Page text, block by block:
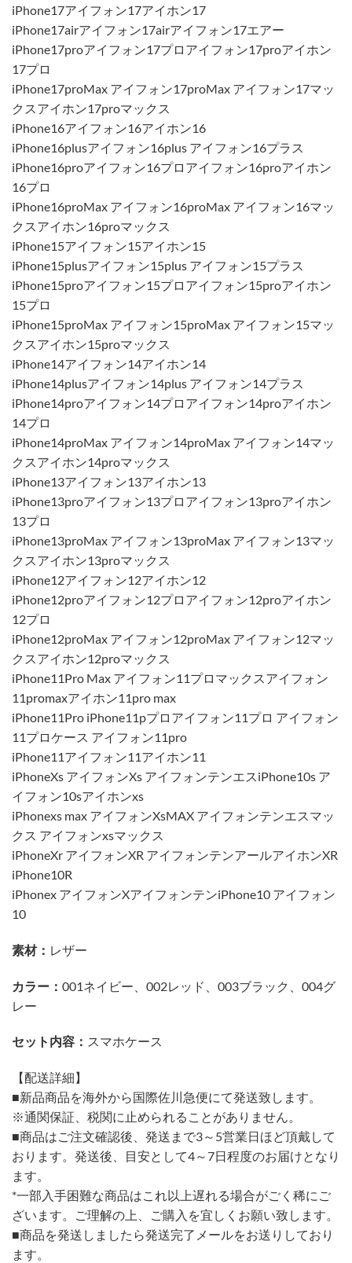
iPhone17アイフォン17アイホン17
iPhone17airアイフォン17airアイフォン17エアー
iPhone17proアイフォン17プロアイフォン17proアイホン
17プロ
iPhone17proMax アイフォン17proMax アイフォン17マッ
クスアイホン17proマックス
iPhone16アイフォン16アイホン16
iPhone16plusアイフォン16plus アイフォン16プラス
iPhone16proアイフォン16プロアイフォン16proアイホン
16プロ
iPhone16proMax アイフォン16proMax アイフォン16マッ
クスアイホン16proマックス
iPhone15アイフォン15アイホン15
iPhone15plusアイフォン15plus アイフォン15プラス
iPhone15proアイフォン15プロアイフォン15proアイホン
15プロ
iPhone15proMax アイフォン15proMax アイフォン15マッ
クスアイホン15proマックス
iPhone14アイフォン14アイホン14
iPhone14plusアイフォン14plus アイフォン14プラス
iPhone14proアイフォン14プロアイフォン14proアイホン
14プロ
iPhone14proMax アイフォン14proMax アイフォン14マッ
クスアイホン14proマックス
iPhone13アイフォン13アイホン13
iPhone13proアイフォン13プロアイフォン13proアイホン
13プロ
iPhone13proMax アイフォン13proMax アイフォン13マッ
クスアイホン13proマックス
iPhone12アイフォン12アイホン12
iPhone12proアイフォン12プロアイフォン12proアイホン
12プロ
iPhone12proMax アイフォン12proMax アイフォン12マッ
クスアイホン12proマックス
iPhone11Pro Max アイフォン11プロマックスアイフォン
11promaxアイホン11pro max
iPhone11Pro iPhone11pプロアイフォン11プロ アイフォン
11プロケース アイフォン11pro
iPhone11アイフォン11アイホン11
iPhoneXs アイフォンXs アイフォンテンエスiPhone10s ア
イフォン10sアイホンxs
iPhonexs max アイフォンXsMAX アイフォンテンエスマッ
クス アイフォンxsマックス
iPhoneXr アイフォンXR アイフォンテンアールアイホンXR
iPhone10R
iPhonex アイフォンXアイフォンテンiPhone10 アイフォン
10
素材： レザー
カラー： 001ネイビー、002レッド、003ブラック、004グ
レー
セット内容： スマホケース
【配送詳細】
■新品商品を海外から国際佐川急便にて発送致します。
※通関保証、税関に止められることがありません。
■商品はご注文確認後、発送まで3～5営業日ほど頂戴して
おります。発送後、目安として4～7日程度のお届けとなり
ます。
*一部入手困難な商品はこれ以上遅れる場合がごく稀にご
ざいます。ご理解の上、ご購入を宜しくお願い致します。
■商品を発送しましたら発送完了メールをお送りしており
ます。